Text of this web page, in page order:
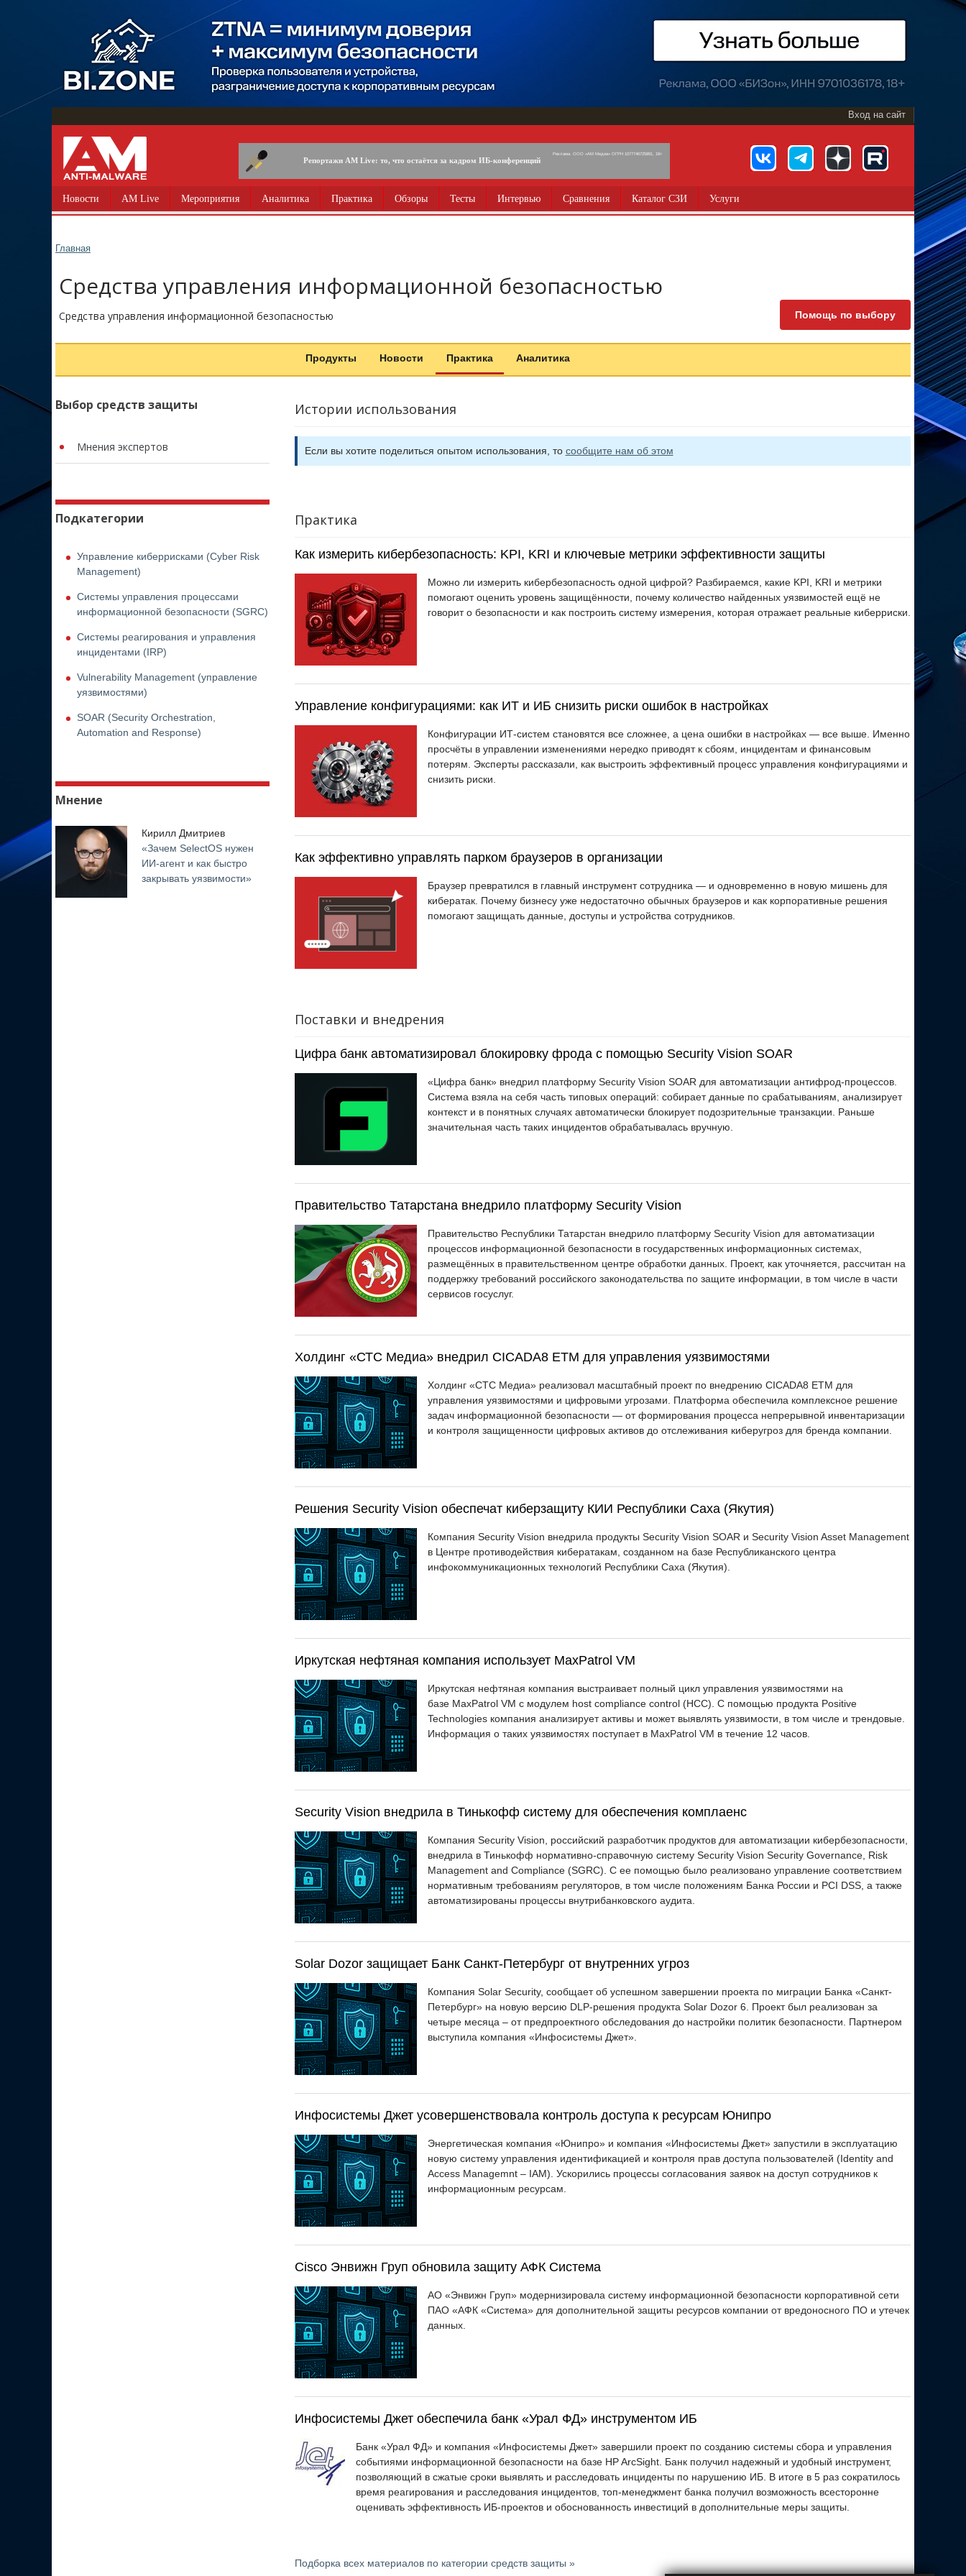
Вход на сайт
Репортажи AM Live: то, что остаётся за кадром ИБ-конференций
Реклама. ООО «АМ Медиа» ОГРН 1077746725891, 18+
Новости AM Live Мероприятия Аналитика Практика Обзоры Тесты Интервью Сравнения Каталог СЗИ Услуги
Главная
Средства управления информационной безопасностью
Средства управления информационной безопасностью Помощь по выбору
Продукты Новости Практика Аналитика
Выбор средств защиты
Мнения экспертов
Подкатегории
Управление киберрисками (Cyber Risk
Management)
Системы управления процессами
информационной безопасности (SGRC)
Системы реагирования и управления
инцидентами (IRP)
Vulnerability Management (управление
уязвимостями)
SOAR (Security Orchestration,
Automation and Response)
Мнение
Кирилл Дмитриев
«Зачем SelectOS нужен
ИИ-агент и как быстро
закрывать уязвимости»
Истории использования
Если вы хотите поделиться опытом использования, то сообщите нам об этом
Практика
Как измерить кибербезопасность: KPI, KRI и ключевые метрики эффективности защиты
Можно ли измерить кибербезопасность одной цифрой? Разбираемся, какие KPI, KRI и метрики
помогают оценить уровень защищённости, почему количество найденных уязвимостей ещё не
говорит о безопасности и как построить систему измерения, которая отражает реальные киберриски.
Управление конфигурациями: как ИТ и ИБ снизить риски ошибок в настройках
Конфигурации ИТ-систем становятся все сложнее, а цена ошибки в настройках — все выше. Именно
просчёты в управлении изменениями нередко приводят к сбоям, инцидентам и финансовым
потерям. Эксперты рассказали, как выстроить эффективный процесс управления конфигурациями и
снизить риски.
Как эффективно управлять парком браузеров в организации
Браузер превратился в главный инструмент сотрудника — и одновременно в новую мишень для
кибератак. Почему бизнесу уже недостаточно обычных браузеров и как корпоративные решения
помогают защищать данные, доступы и устройства сотрудников.
Поставки и внедрения
Цифра банк автоматизировал блокировку фрода с помощью Security Vision SOAR
«Цифра банк» внедрил платформу Security Vision SOAR для автоматизации антифрод-процессов.
Система взяла на себя часть типовых операций: собирает данные по срабатываниям, анализирует
контекст и в понятных случаях автоматически блокирует подозрительные транзакции. Раньше
значительная часть таких инцидентов обрабатывалась вручную.
Правительство Татарстана внедрило платформу Security Vision
Правительство Республики Татарстан внедрило платформу Security Vision для автоматизации
процессов информационной безопасности в государственных информационных системах,
размещённых в правительственном центре обработки данных. Проект, как уточняется, рассчитан на
поддержку требований российского законодательства по защите информации, в том числе в части
сервисов госуслуг.
Холдинг «СТС Медиа» внедрил CICADA8 ETM для управления уязвимостями
Холдинг «СТС Медиа» реализовал масштабный проект по внедрению CICADA8 ETM для
управления уязвимостями и цифровыми угрозами. Платформа обеспечила комплексное решение
задач информационной безопасности — от формирования процесса непрерывной инвентаризации
и контроля защищенности цифровых активов до отслеживания киберугроз для бренда компании.
Решения Security Vision обеспечат киберзащиту КИИ Республики Саха (Якутия)
Компания Security Vision внедрила продукты Security Vision SOAR и Security Vision Asset Management
в Центре противодействия кибератакам, созданном на базе Республиканского центра
инфокоммуникационных технологий Республики Саха (Якутия).
Иркутская нефтяная компания использует MaxPatrol VM
Иркутская нефтяная компания выстраивает полный цикл управления уязвимостями на
базе MaxPatrol VM с модулем host compliance control (НСС). С помощью продукта Positive
Technologies компания анализирует активы и может выявлять уязвимости, в том числе и трендовые.
Информация о таких уязвимостях поступает в MaxPatrol VM в течение 12 часов.
Security Vision внедрила в Тинькофф систему для обеспечения комплаенс
Компания Security Vision, российский разработчик продуктов для автоматизации кибербезопасности,
внедрила в Тинькофф нормативно-справочную систему Security Vision Security Governance, Risk
Management and Compliance (SGRC). С ее помощью было реализовано управление соответствием
нормативным требованиям регуляторов, в том числе положениям Банка России и PCI DSS, а также
автоматизированы процессы внутрибанковского аудита.
Solar Dozor защищает Банк Санкт-Петербург от внутренних угроз
Компания Solar Security, сообщает об успешном завершении проекта по миграции Банка «Санкт-
Петербург» на новую версию DLP-решения продукта Solar Dozor 6. Проект был реализован за
четыре месяца – от предпроектного обследования до настройки политик безопасности. Партнером
выступила компания «Инфосистемы Джет».
Инфосистемы Джет усовершенствовала контроль доступа к ресурсам Юнипро
Энергетическая компания «Юнипро» и компания «Инфосистемы Джет» запустили в эксплуатацию
новую систему управления идентификацией и контроля прав доступа пользователей (Identity and
Access Managemnt – IAM). Ускорились процессы согласования заявок на доступ сотрудников к
информационным ресурсам.
Cisco Энвижн Груп обновила защиту АФК Система
АО «Энвижн Груп» модернизировала систему информационной безопасности корпоративной сети
ПАО «АФК «Система» для дополнительной защиты ресурсов компании от вредоносного ПО и утечек
данных.
Инфосистемы Джет обеспечила банк «Урал ФД» инструментом ИБ
Банк «Урал ФД» и компания «Инфосистемы Джет» завершили проект по созданию системы сбора и управления
событиями информационной безопасности на базе HP ArcSight. Банк получил надежный и удобный инструмент,
позволяющий в сжатые сроки выявлять и расследовать инциденты по нарушению ИБ. В итоге в 5 раз сократилось
время реагирования и расследования инцидентов, топ-менеджмент банка получил возможность всесторонне
оценивать эффективность ИБ-проектов и обоснованность инвестиций в дополнительные меры защиты.
Подборка всех материалов по категории средств защиты »